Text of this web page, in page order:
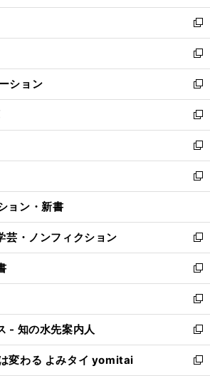
開
く
ウ
で
開
く
ン
ド
ウ
で
開
く
新
し
い
ウ
ィ
ン
ド
ウ
で
開
く
新
し
い
ウ
ィ
ン
ド
ウ
で
開
ション
新
し
い
ウ
ィ
ン
ド
ウ
開
く
新
し
い
ウ
ィ
ン
ウ
で
開
く
新
し
い
ウ
ン
ド
ウ
で
開
く
新
し
ウ
ィ
ン
ド
ウ
で
開
く
ョン・新書
芸・ノンフィクション
新
し
い
ウ
ィ
ン
ド
ウ
で
新
し
い
ウ
ィ
ン
ド
新
し
い
ウ
ィ
- 知の水先案内人
新
し
い
変わる よみタイ yomitai
新